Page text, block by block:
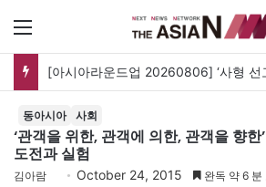
동아시아 사회
‘관객을 위한, 관객에 의한, 관객을 향한
도전과 실험
김아람 October 24, 2015 완독 약 6 분